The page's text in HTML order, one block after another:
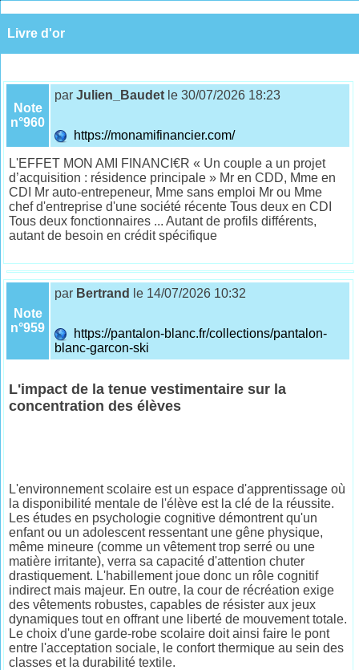
Livre d'or
Note
n°960
parJulien_Baudet le 30/07/2026 18:23
https://monamifinancier.com/
L'EFFET MON AMI FINANCI€R « Un couple a un projet
d’acquisition : résidence principale » Mr en CDD, Mme en
CDI Mr auto-entrepeneur, Mme sans emploi Mr ou Mme
chef d'entreprise d'une société récente Tous deux en CDI
Tous deux fonctionnaires ... Autant de profils différents,
autant de besoin en crédit spécifique
Note
n°959
par Bertrand le 14/07/2026 10:32
https://pantalon-blanc.fr/collections/pantalon-
blanc-garcon-ski
L'impact de la tenue vestimentaire sur la
concentration des élèves
L'environnement scolaire est un espace d'apprentissage où
la disponibilité mentale de l'élève est la clé de la réussite.
Les études en psychologie cognitive démontrent qu'un
enfant ou un adolescent ressentant une gêne physique,
même mineure (comme un vêtement trop serré ou une
matière irritante), verra sa capacité d'attention chuter
drastiquement. L'habillement joue donc un rôle cognitif
indirect mais majeur. En outre, la cour de récréation exige
des vêtements robustes, capables de résister aux jeux
dynamiques tout en offrant une liberté de mouvement totale.
Le choix d'une garde-robe scolaire doit ainsi faire le pont
entre l'acceptation sociale, le confort thermique au sein des
classes et la durabilité textile.